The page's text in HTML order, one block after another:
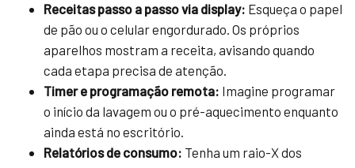
Receitas passo a passo via display: Esqueça o papel
de pão ou o celular engordurado. Os próprios
aparelhos mostram a receita, avisando quando
cada etapa precisa de atenção.
Timer e programação remota: Imagine programar
o início da lavagem ou o pré-aquecimento enquanto
ainda está no escritório.
Relatórios de consumo: Tenha um raio-X dos